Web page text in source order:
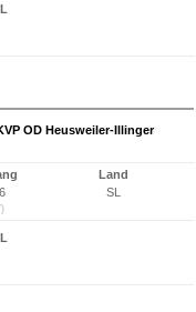
OD Heusweiler-Illinger
Land
SL